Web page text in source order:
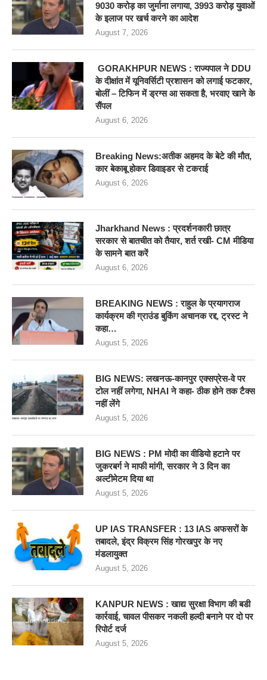
9030 करोड़ का जुर्माना लगाया, 3993 करोड़ युवाओं
के इलाज पर खर्च करने का आदेश
August 7, 2026
GORAKHPUR NEWS : राज्यपाल ने DDU
के दीक्षांत में यूनिवर्सिटी प्रशासन को लगाई फटकार,
बोलीं – टिफिन में ड्रग्स आ सकता है, भरवाए खाने के
सैंपल
August 6, 2026
Breaking News:अतीक अहमद के बेटे की मौत,
कार बेकाबू होकर डिवाइडर से टकराई
August 6, 2026
Jharkhand News : प्रदर्शनकारी छात्र
सरकार से बातचीत को तैयार, शर्त रखी- CM मीडिया
के सामने बात करें
August 6, 2026
BREAKING NEWS : राहुल के प्रयागराज
कार्यक्रम की ग्राउंड बुकिंग अचानक रद्द, ट्रस्ट ने
कहा…
August 5, 2026
BIG NEWS: लखनऊ-कानपुर एक्सप्रेस-वे पर
टोल नहीं लगेगा, NHAI ने कहा- ठीक होने तक टैक्स
नहीं लेंगे
August 5, 2026
BIG NEWS : PM मोदी का वीडियो हटाने पर
जुकरबर्ग ने माफी मांगी, सरकार ने 3 दिन का
अल्टीमेटम दिया था
August 5, 2026
UP IAS TRANSFER : 13 IAS अफसरों के
तबादले, इंद्र विक्रम सिंह गोरखपुर के नए
मंडलायुक्त
August 5, 2026
KANPUR NEWS : खाद्य सुरक्षा विभाग की बडी
कार्रवाई, चावल पीसकर नकली हल्दी बनाने पर दो पर
रिपोर्ट दर्ज
August 5, 2026